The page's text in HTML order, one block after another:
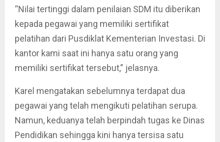
“Nilai tertinggi dalam penilaian SDM itu diberikan
kepada pegawai yang memiliki sertifikat
pelatihan dari Pusdiklat Kementerian Investasi. Di
kantor kami saat ini hanya satu orang yang
memiliki sertifikat tersebut,” jelasnya.
Karel mengatakan sebelumnya terdapat dua
pegawai yang telah mengikuti pelatihan serupa.
Namun, keduanya telah berpindah tugas ke Dinas
Pendidikan sehingga kini hanya tersisa satu